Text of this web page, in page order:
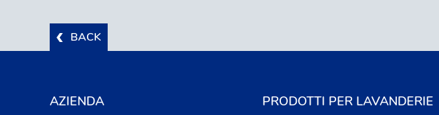
BACK
PRODOTTI PER LAVANDERIE
AZIENDA